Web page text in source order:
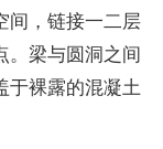
间，链接一二层
。梁与圆洞之间
于裸露的混凝土